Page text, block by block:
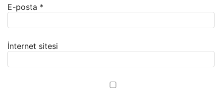
E-posta *
İnternet sitesi